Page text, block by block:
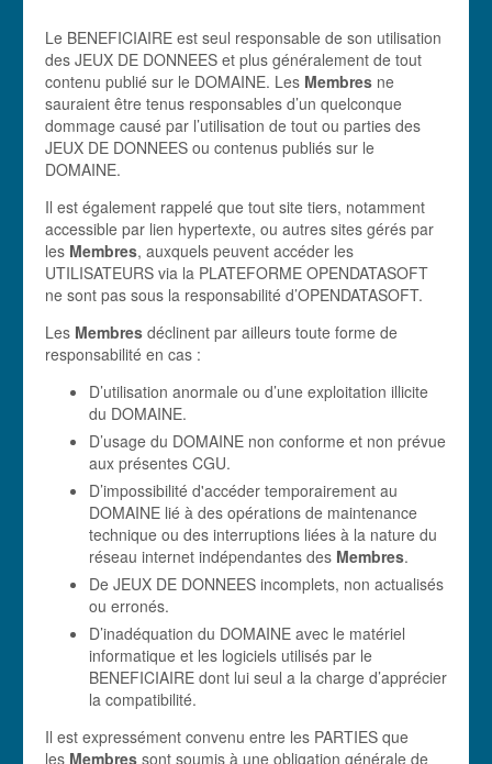
Le BENEFICIAIRE est seul responsable de son utilisation
des JEUX DE DONNEES et plus généralement de tout
contenu publié sur le DOMAINE. Les Membres ne
sauraient être tenus responsables d’un quelconque
dommage causé par l’utilisation de tout ou parties des
JEUX DE DONNEES ou contenus publiés sur le
DOMAINE.
Il est également rappelé que tout site tiers, notamment
accessible par lien hypertexte, ou autres sites gérés par
les Membres, auxquels peuvent accéder les
UTILISATEURS via la PLATEFORME OPENDATASOFT
ne sont pas sous la responsabilité d’OPENDATASOFT.
Les Membres déclinent par ailleurs toute forme de
responsabilité en cas :
D’utilisation anormale ou d’une exploitation illicite
du DOMAINE.
D’usage du DOMAINE non conforme et non prévue
aux présentes CGU.
D’impossibilité d'accéder temporairement au
DOMAINE lié à des opérations de maintenance
technique ou des interruptions liées à la nature du
réseau internet indépendantes des Membres.
De JEUX DE DONNEES incomplets, non actualisés
ou erronés.
D’inadéquation du DOMAINE avec le matériel
informatique et les logiciels utilisés par le
BENEFICIAIRE dont lui seul a la charge d’apprécier
la compatibilité.
Il est expressément convenu entre les PARTIES que
les Membres sont soumis à une obligation générale de